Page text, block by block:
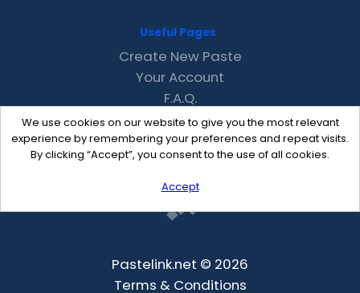
We use cookies on our website to give you the most relevant
experience by remembering your preferences and repeat visits.
By clicking “Accept”, you consent to the use of all cookies.
Accept
Useful Pages
Create New Paste
Your Account
F.A.Q.
Recent
Contact
Pastelink.net © 2026
Terms & Conditions